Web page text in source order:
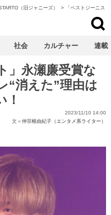
（旧ジャニーズ） > 「ベストジーニス
」永瀬廉受賞な
“消えた”理由は
！
2023/11/10 14:00
文＝仲宗根由紀子（エンタメ系ライター）
社会 カルチャー 連載